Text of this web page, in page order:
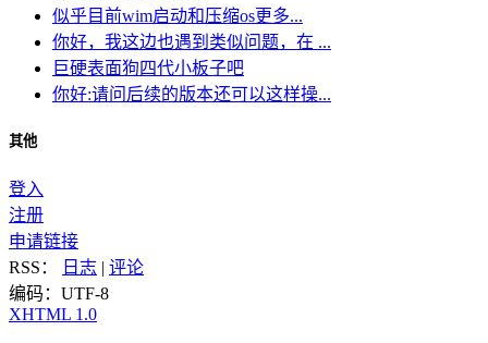
似乎目前wim启动和压缩os更多...
你好，我这边也遇到类似问题，在 ...
巨硬表面狗四代小板子吧
你好:请问后续的版本还可以这样操...
其他
登入
注册
申请链接
RSS：
日志 | 评论
编码：UTF-8
XHTML 1.0